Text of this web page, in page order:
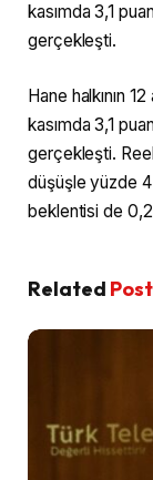
kasımda 3,1
gerçekleşti.
Hane halkının
kasımda 3,1
gerçekleşti.
düşüşle yüzde
beklentisi de
Related